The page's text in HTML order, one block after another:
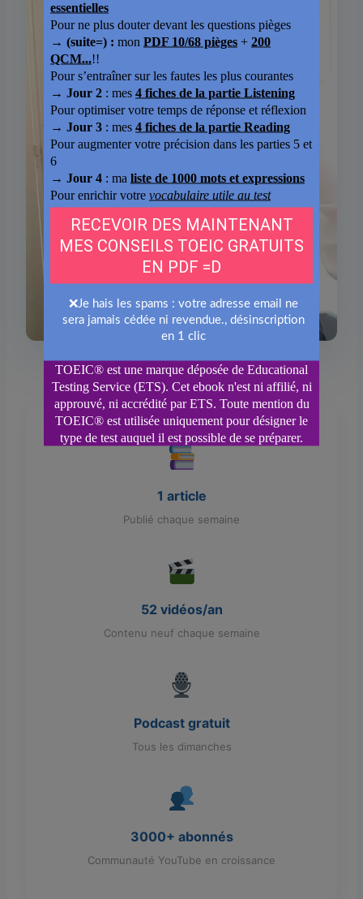
1 article
Publié chaque semaine
52 vidéos/an
Contenu neuf chaque semaine
Podcast gratuit
Tous les dimanches
3000+ abonnés
Communauté YouTube en croissance